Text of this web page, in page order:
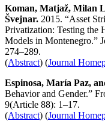
Koman, Matjaž, Milan
Švejnar. 2015. “Asset
Privatization: Testing the
Models in Montenegro.”
274–289.
(Abstract) (Journal
Espinosa, María Paz,
Behavior and Gender.”
9(Article 88): 1–17.
(Abstract) (Journal